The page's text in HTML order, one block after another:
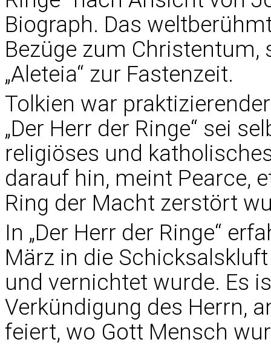
Biograph. Das
Bezüge zum
„Aleteia“ zur Fastenzeit.
Tolkien war
„Der Herr der Ringe“ sei
religiöses und
darauf hin, meint Pearce,
Ring der Macht zerstört
In „Der Herr der Ringe“
März in die
und vernichtet wurde. Es
Verkündigung des Herrn,
feiert, wo Gott Mensch